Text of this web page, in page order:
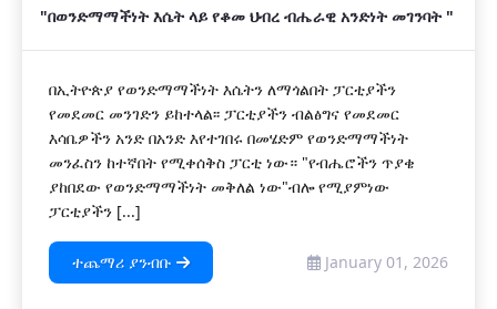
"በወንድማማችነት እሴት ላይ የቆመ ህብረ ብሔራዊ አንድነት መገንባት "
በኢትዮጵያ የወንድማማችነት እሴትን ለማጎልበት ፓርቲያችን
የመደመር መንገድን ይከተላል፡፡ ፓርቲያችን ብልፅግና የመደመር
እሳቤዎችን አንድ በአንድ እየተገበሩ በመሄድም የወንድማማችነት
መንፈስን ከተኛበት የሚቀሰቅስ ፓርቲ ነው። "የብሔሮችን ጥያቄ
ያከበደው የወንድማማችነት መቅለል ነው"ብሎ የሚያምነው
ፓርቲያችን [...]
ተጨማሪ ያንብቡ January 01, 2026